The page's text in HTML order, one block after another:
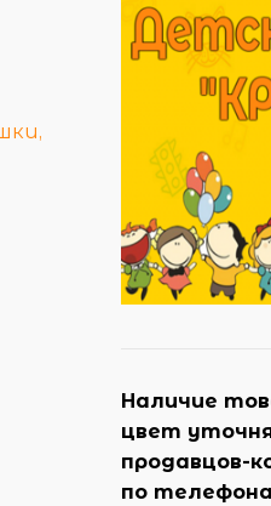
Наличие
цвет
продавцов-
по